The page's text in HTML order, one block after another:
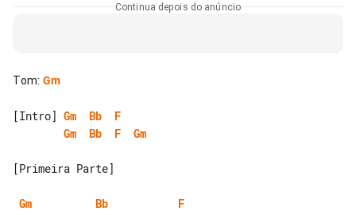
Continua depois do anúncio
Tom: Gm
[Intro] Gm Bb
F
Gm
Bb F Gm
[Primeira Parte]
Gm Bb
F